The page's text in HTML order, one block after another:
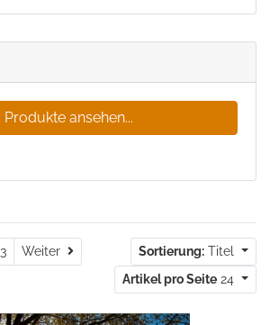
Produkte ansehen...
3 Weiter Weiter Sortierung: Titel
Artikel pro Seite 24